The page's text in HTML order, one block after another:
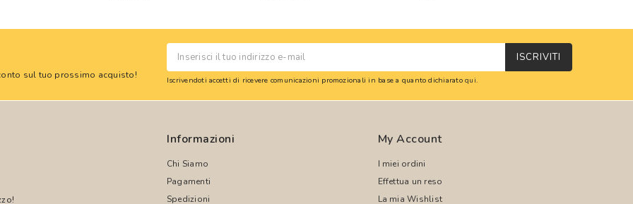
sul tuo prossimo acquisto!
ISCRIVITI
Iscrivendoti accetti di ricevere comunicazioni promozionali in base a quanto dichiaratoqui.
Informazioni
Chi Siamo
Pagamenti
Spedizioni
My Account
I miei ordini
Effettua un reso
La mia Wishlist